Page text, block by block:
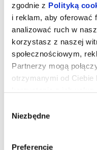
zgodnie z Polityką
i reklam, aby oferować
analizować ruch w
korzystasz z naszej
społecznościowym,
Partnerzy mogą
otrzymanymi od
zgody
Niezbędne
Preferencje
Niesamowite
Ale kosmos!
Najbardziej odlotowi
kin z nowymi przygodami.
Czy skarpetka może